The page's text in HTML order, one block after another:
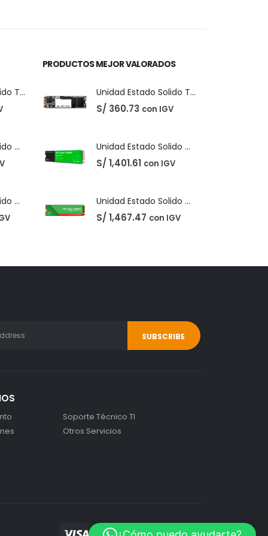
Unidad Estado Solido TeamGroup 512GB MS30
Unidad Estado Solido Western Digital Green SN350 2TB
Unidad Estado Solido WD Green SN3000 NVMe 1TB
PRODUCTOS MEJOR VALORADOS
Unidad Estado Solido TeamGroup 512GB MS30
S/ 360.73 con IGV
Unidad Estado Solido Western Digital Green SN350 2TB
S/ 1,401.61 con IGV
Unidad Estado Solido WD Green SN3000 NVMe 1TB
S/ 1,467.47 con IGV
Soporte Técnico TI
Otros Servicios